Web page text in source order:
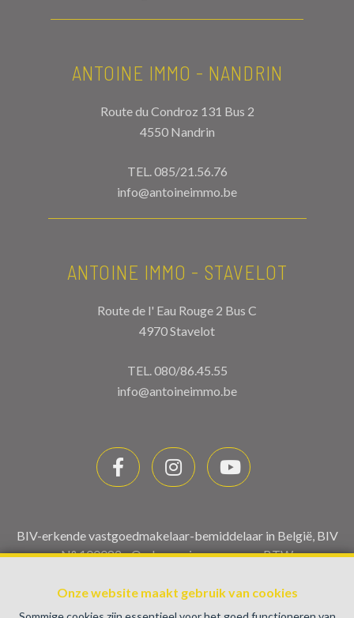
Onze website maakt gebruik van cookies
ANTOINE IMMO - NANDRIN
Route du Condroz 131 Bus 2
4550 Nandrin
TEL.085/21.56.76
info@antoineimmo.be
ANTOINE IMMO - STAVELOT
Route de l' Eau Rouge 2 Bus C
4970 Stavelot
TEL.080/86.45.55
info@antoineimmo.be
BIV-erkende vastgoedmakelaar-bemiddelaar in België, BIV
N° 100082 - Ondernemingsnummer : BTW
Beroepinstituut van Vastgoedmakelaars Luxemburgstraat,
16B - 1000 Brussel (+32 2 505 38 50 - info@biv.be) -